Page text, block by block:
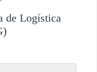
de Logística